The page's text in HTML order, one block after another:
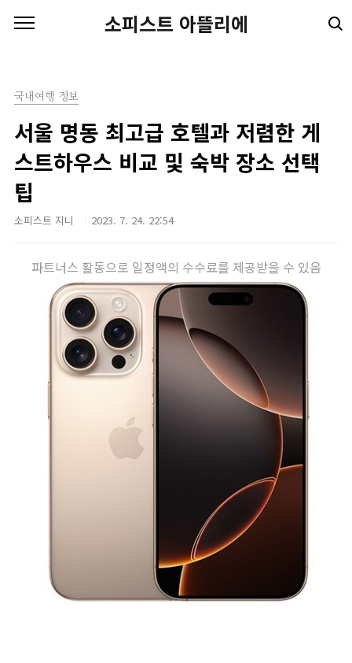
소피스트 아뜰리에
국내여행 정보
서울 명동 최고급 호텔과 저렴한 게
스트하우스 비교 및 숙박 장소 선택
팁
소피스트 지니 2023. 7. 24. 22:54